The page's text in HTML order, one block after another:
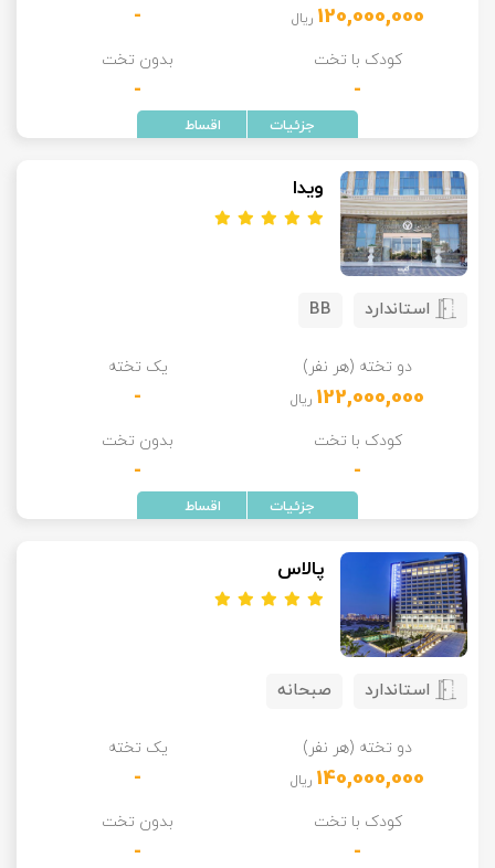
120,000,000 ریال -
کودک با تخت
-
بدون تخت
-
ویدا
استاندارد BB
دو تخته (هر نفر)
122,000,000 ریال
یک تخته
-
کودک با تخت
-
بدون تخت
-
پالاس
استاندارد صبحانه
دو تخته (هر نفر)
140,000,000 ریال
یک تخته
-
کودک با تخت
-
بدون تخت
-